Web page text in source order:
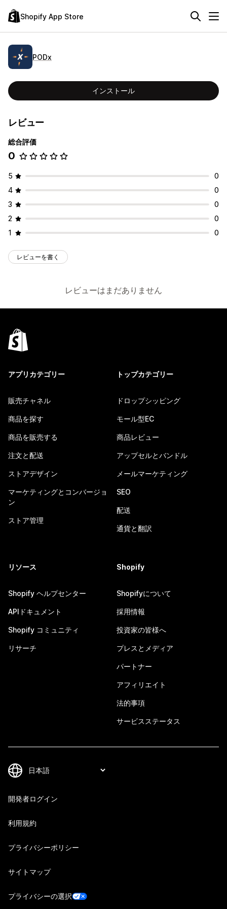
Shopify App Store
PODx
インストール
レビュー
総合評価
0
5
0
4
0
3
0
2
0
1
0
レビューを書く
レビューはまだありません
アプリカテゴリー
販売チャネル
商品を探す
商品を販売する
注文と配送
ストアデザイン
マーケティングとコンバージョ
ン
ストア管理
トップカテゴリー
ドロップシッピング
モール型EC
商品レビュー
アップセルとバンドル
メールマーケティング
SEO
配送
通貨と翻訳
リソース
Shopify ヘルプセンター
APIドキュメント
Shopify コミュニティ
リサーチ
Shopify
Shopifyについて
採用情報
投資家の皆様へ
プレスとメディア
パートナー
アフィリエイト
法的事項
サービスステータス
開発者ログイン
利用規約
プライバシーポリシー
サイトマップ
プライバシーの選択